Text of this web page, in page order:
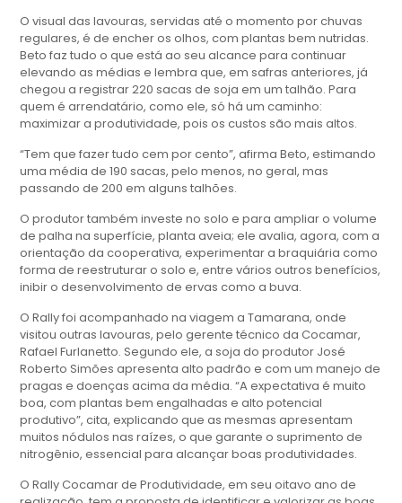
O visual das lavouras, servidas até o momento por chuvas
regulares, é de encher os olhos, com plantas bem nutridas.
Beto faz tudo o que está ao seu alcance para continuar
elevando as médias e lembra que, em safras anteriores, já
chegou a registrar 220 sacas de soja em um talhão. Para
quem é arrendatário, como ele, só há um caminho:
maximizar a produtividade, pois os custos são mais altos.
“Tem que fazer tudo cem por cento”, afirma Beto, estimando
uma média de 190 sacas, pelo menos, no geral, mas
passando de 200 em alguns talhões.
O produtor também investe no solo e para ampliar o volume
de palha na superfície, planta aveia; ele avalia, agora, com a
orientação da cooperativa, experimentar a braquiária como
forma de reestruturar o solo e, entre vários outros benefícios,
inibir o desenvolvimento de ervas como a buva.
O Rally foi acompanhado na viagem a Tamarana, onde
visitou outras lavouras, pelo gerente técnico da Cocamar,
Rafael Furlanetto. Segundo ele, a soja do produtor José
Roberto Simões apresenta alto padrão e com um manejo de
pragas e doenças acima da média. “A expectativa é muito
boa, com plantas bem engalhadas e alto potencial
produtivo”, cita, explicando que as mesmas apresentam
muitos nódulos nas raízes, o que garante o suprimento de
nitrogênio, essencial para alcançar boas produtividades.
O Rally Cocamar de Produtividade, em seu oitavo ano de